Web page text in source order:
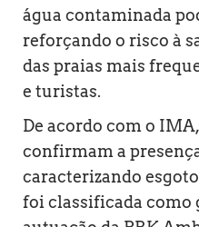
água contaminada
reforçando o risco à
das praias mais
e turistas.
De acordo com o
confirmam a
caracterizando
foi classificada como